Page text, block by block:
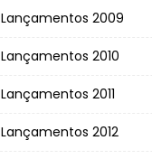
Lançamentos 2009
Lançamentos 2010
Lançamentos 2011
Lançamentos 2012